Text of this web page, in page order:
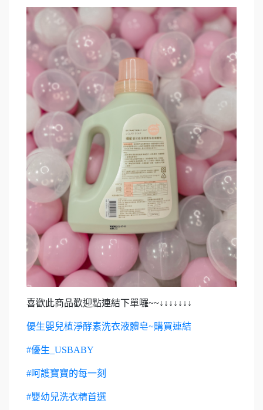
喜歡此商品歡迎點連結下單囉~~↓↓↓↓↓↓↓
優生嬰兒植淨酵素洗衣液體皂~購買連結
#優生_USBABY
#呵護寶寶的每一刻
#嬰幼兒洗衣精首選